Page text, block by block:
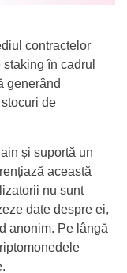
contractelor
în cadrul
generând
de
și suportă un
această
nu sunt
date despre ei,
anonim. Pe lângă